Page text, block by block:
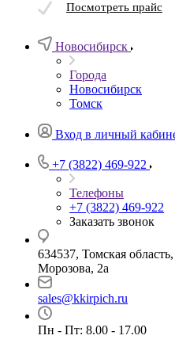
Посмотреть прайс
Новосибирск
Города
Новосибирск
Томск
Вход в личный
+7 (3822) 469-922
Телефоны
+7 (3822) 469-922
Заказать звонок
634537, Томская
Морозова, 2а
sales@kkirpich.ru
Пн - Пт: 8.00 - 17.00